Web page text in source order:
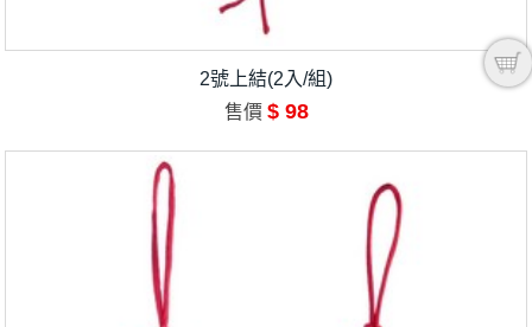
2號上結(2入/組)
售價 $ 98